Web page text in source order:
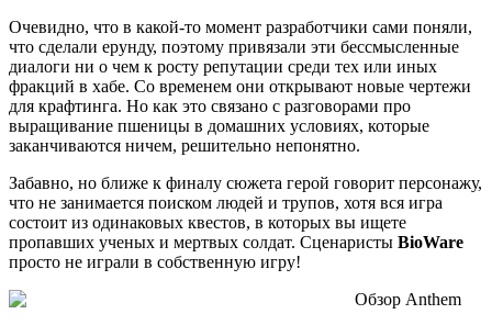
Очевидно, что в какой-то момент разработчики сами поняли,
что сделали ерунду, поэтому привязали эти бессмысленные
диалоги ни о чем к росту репутации среди тех или иных
фракций в хабе. Со временем они открывают новые чертежи
для крафтинга. Но как это связано с разговорами про
выращивание пшеницы в домашних условиях, которые
заканчиваются ничем, решительно непонятно.
Забавно, но ближе к финалу сюжета герой говорит персонажу,
что не занимается поиском людей и трупов, хотя вся игра
состоит из одинаковых квестов, в которых вы ищете
пропавших ученых и мертвых солдат. Сценаристы BioWare
просто не играли в собственную игру!